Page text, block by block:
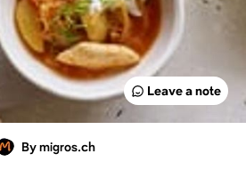
Leave a note
By migros.ch